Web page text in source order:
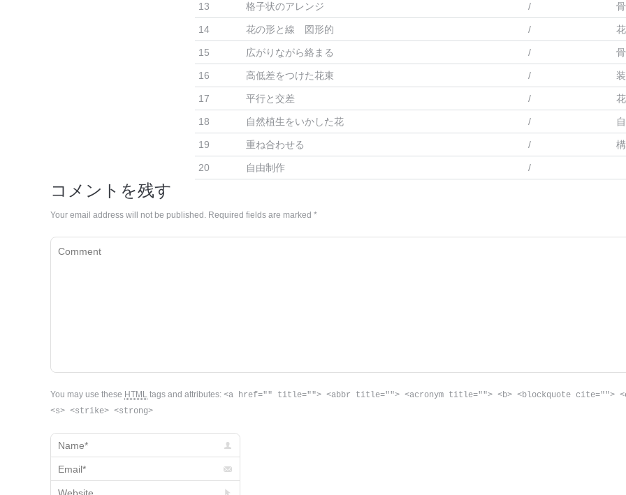
13 格子状のアレンジ /
14 花の形と線 図形的 /
15 広がりながら絡まる /
16 高低差をつけた花束 /
17 平行と交差 /
18 自然植生をいかした花 /
19 重ね合わせる /
20 自由制作 /
コメントを残す
Your email address will not be published. Required fields are marked *
Comment
You may use these HTML tags and attributes: <a href="" title=""> <abbr title=""> <acronym title=""> <b> <blockquote cite="">
<s> <strike> <strong>
Name *
Email *
Website